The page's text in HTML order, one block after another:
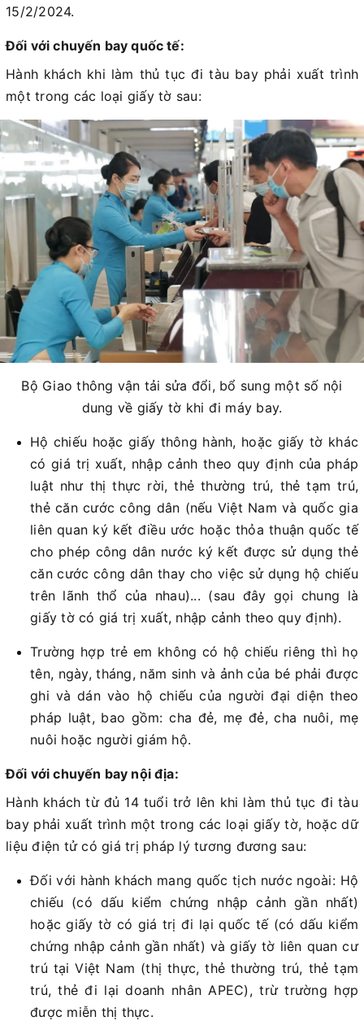
15/2/2024.
Đối với chuyến bay quốc tế:
Hành khách khi làm thủ tục đi tàu bay phải xuất trình
một trong các loại giấy tờ sau:
Bộ Giao thông vận tải sửa đổi, bổ sung một số nội
dung về giấy tờ khi đi máy bay.
Hộ chiếu hoặc giấy thông hành, hoặc giấy tờ khác
có giá trị xuất, nhập cảnh theo quy định của pháp
luật như thị thực rời, thẻ thường trú, thẻ tạm trú,
thẻ căn cước công dân (nếu Việt Nam và quốc gia
liên quan ký kết điều ước hoặc thỏa thuận quốc tế
cho phép công dân nước ký kết được sử dụng thẻ
căn cước công dân thay cho việc sử dụng hộ chiếu
trên lãnh thổ của nhau)... (sau đây gọi chung là
giấy tờ có giá trị xuất, nhập cảnh theo quy định).
Trường hợp trẻ em không có hộ chiếu riêng thì họ
tên, ngày, tháng, năm sinh và ảnh của bé phải được
ghi và dán vào hộ chiếu của người đại diện theo
pháp luật, bao gồm: cha đẻ, mẹ đẻ, cha nuôi, mẹ
nuôi hoặc người giám hộ.
Đối với chuyến bay nội địa:
Hành khách từ đủ 14 tuổi trở lên khi làm thủ tục đi tàu
bay phải xuất trình một trong các loại giấy tờ, hoặc dữ
liệu điện tử có giá trị pháp lý tương đương sau:
Đối với hành khách mang quốc tịch nước ngoài: Hộ
chiếu (có dấu kiểm chứng nhập cảnh gần nhất)
hoặc giấy tờ có giá trị đi lại quốc tế (có dấu kiểm
chứng nhập cảnh gần nhất) và giấy tờ liên quan cư
trú tại Việt Nam (thị thực, thẻ thường trú, thẻ tạm
trú, thẻ đi lại doanh nhân APEC), trừ trường hợp
được miễn thị thực.